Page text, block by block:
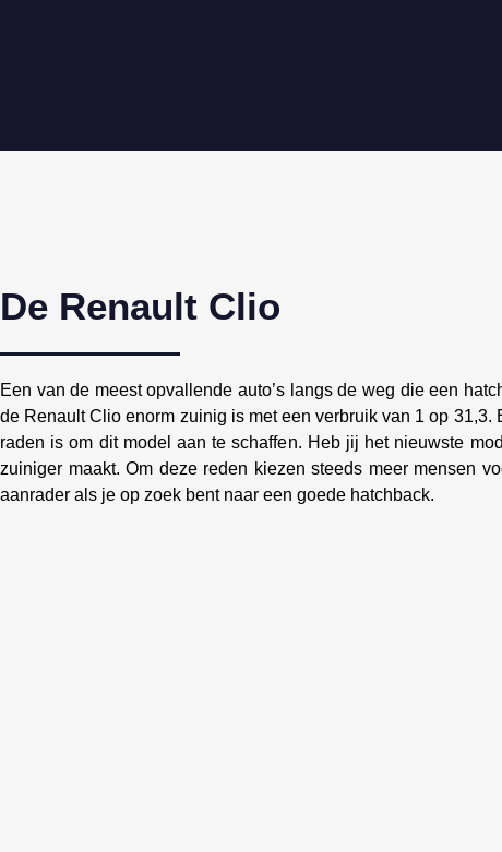
De Renault Clio
Een van de meest opvallende auto’s langs de weg die een
de Renault Clio enorm zuinig is met een verbruik van 1 op
raden is om dit model aan te schaffen. Heb jij het nieuwste
zuiniger maakt. Om deze reden kiezen steeds meer mensen
aanrader als je op zoek bent naar een goede hatchback.